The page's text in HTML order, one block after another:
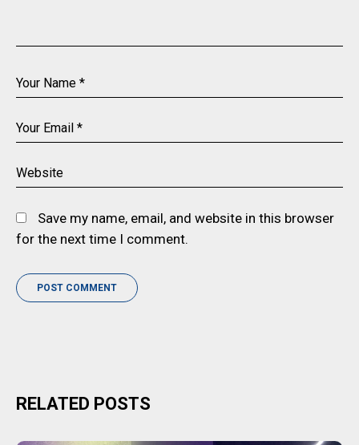
Save my name, email, and website in this browser
for the next time I comment.
RELATED POSTS